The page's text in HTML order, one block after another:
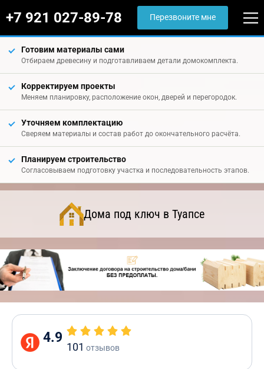
+7 921 027-89-78 Перезвоните мне
Готовим материалы сами
Отбираем древесину и подготавливаем детали домокомплекта.
Корректируем проекты
Меняем планировку, расположение окон, дверей и перегородок.
Уточняем комплектацию
Сверяем материалы и состав работ до окончательного расчёта.
Планируем строительство
Согласовываем подготовку участка и последовательность этапов.
Дома под ключ в Туапсе
4.9
101 отзывов